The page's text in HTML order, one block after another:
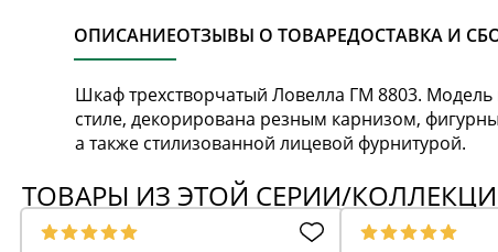
ОПИСАНИЕОТЗЫВЫ О ТОВАРЕДОСТАВКА И
Шкаф трехстворчатый Ловелла ГМ 8803.
стиле, декорирована резным карнизом,
а также стилизованной лицевой фурнитурой.
ТОВАРЫ ИЗ ЭТОЙ СЕРИИ/